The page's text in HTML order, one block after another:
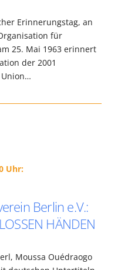
Erinnerungstag, an
für
25. Mai 1963 erinnert
der 2001
Uhr:
Berlin e.V.:
HÄNDEN
Moussa Ouédraogo